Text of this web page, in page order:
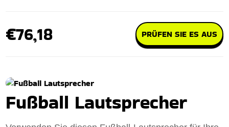
€76,18 PRÜFEN SIE ES AUS
Fußball Lautsprecher